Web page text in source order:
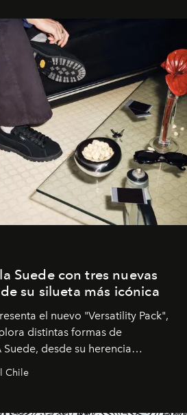
propuesta.
Suede con tres nuevas
su silueta más icónica
el nuevo "Versatility Pack",
distintas formas de
desde su herencia
Chile